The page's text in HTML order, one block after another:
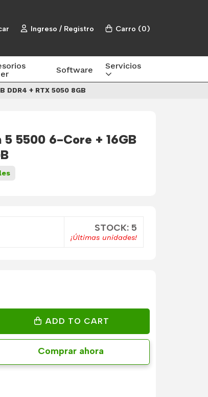
Ingreso / Registro Carro (0)
Software Servicios
DDR4 + RTX 5050 8GB
5 5500 6-Core + 16GB
STOCK: 5
¡Últimas unidades!
ADD TO CART
Comprar ahora